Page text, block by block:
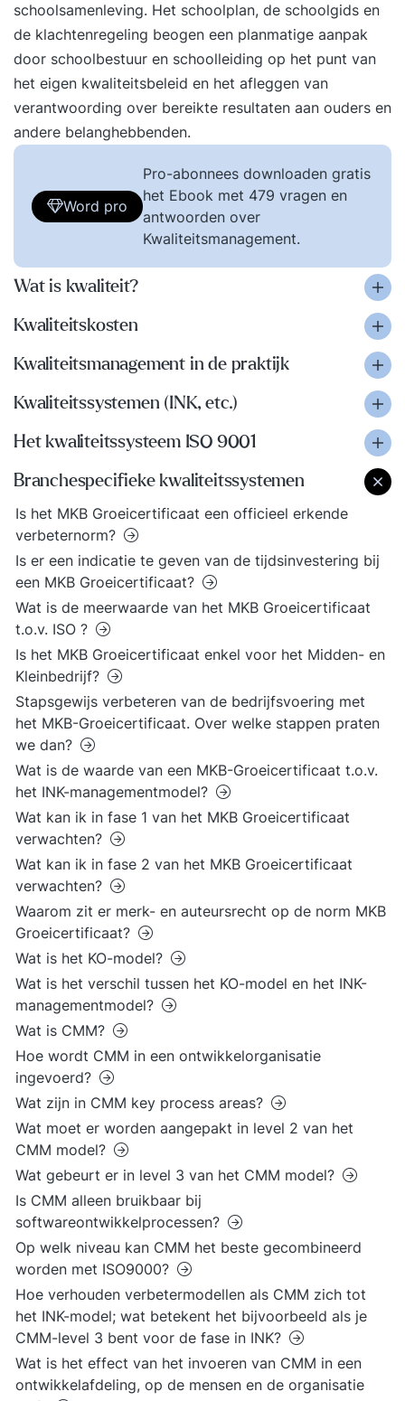
schoolsamenleving. Het schoolplan, de schoolgids en
de klachtenregeling beogen een planmatige aanpak
door schoolbestuur en schoolleiding op het punt van
het eigen kwaliteitsbeleid en het afleggen van
verantwoording over bereikte resultaten aan ouders en
andere belanghebbenden.
Word pro
Pro-abonnees downloaden gratis
het Ebook met 479 vragen en
antwoorden over
Kwaliteitsmanagement.
Wat is kwaliteit?
Kwaliteitskosten
Kwaliteitsmanagement in de praktijk
Kwaliteitssystemen (INK, etc.)
Het kwaliteitssysteem ISO 9001
Branchespecifieke kwaliteitssystemen
Is het MKB Groeicertificaat een officieel erkende
verbeternorm?
Is er een indicatie te geven van de tijdsinvestering bij
een MKB Groeicertificaat?
Wat is de meerwaarde van het MKB Groeicertificaat
t.o.v. ISO ?
Is het MKB Groeicertificaat enkel voor het Midden- en
Kleinbedrijf?
Stapsgewijs verbeteren van de bedrijfsvoering met
het MKB-Groeicertificaat. Over welke stappen praten
we dan?
Wat is de waarde van een MKB-Groeicertificaat t.o.v.
het INK-managementmodel?
Wat kan ik in fase 1 van het MKB Groeicertificaat
verwachten?
Wat kan ik in fase 2 van het MKB Groeicertificaat
verwachten?
Waarom zit er merk- en auteursrecht op de norm MKB
Groeicertificaat?
Wat is het KO-model?
Wat is het verschil tussen het KO-model en het INK-
managementmodel?
Wat is CMM?
Hoe wordt CMM in een ontwikkelorganisatie
ingevoerd?
Wat zijn in CMM key process areas?
Wat moet er worden aangepakt in level 2 van het
CMM model?
Wat gebeurt er in level 3 van het CMM model?
Is CMM alleen bruikbaar bij
softwareontwikkelprocessen?
Op welk niveau kan CMM het beste gecombineerd
worden met ISO9000?
Hoe verhouden verbetermodellen als CMM zich tot
het INK-model; wat betekent het bijvoorbeeld als je
CMM-level 3 bent voor de fase in INK?
Wat is het effect van het invoeren van CMM in een
ontwikkelafdeling, op de mensen en de organisatie